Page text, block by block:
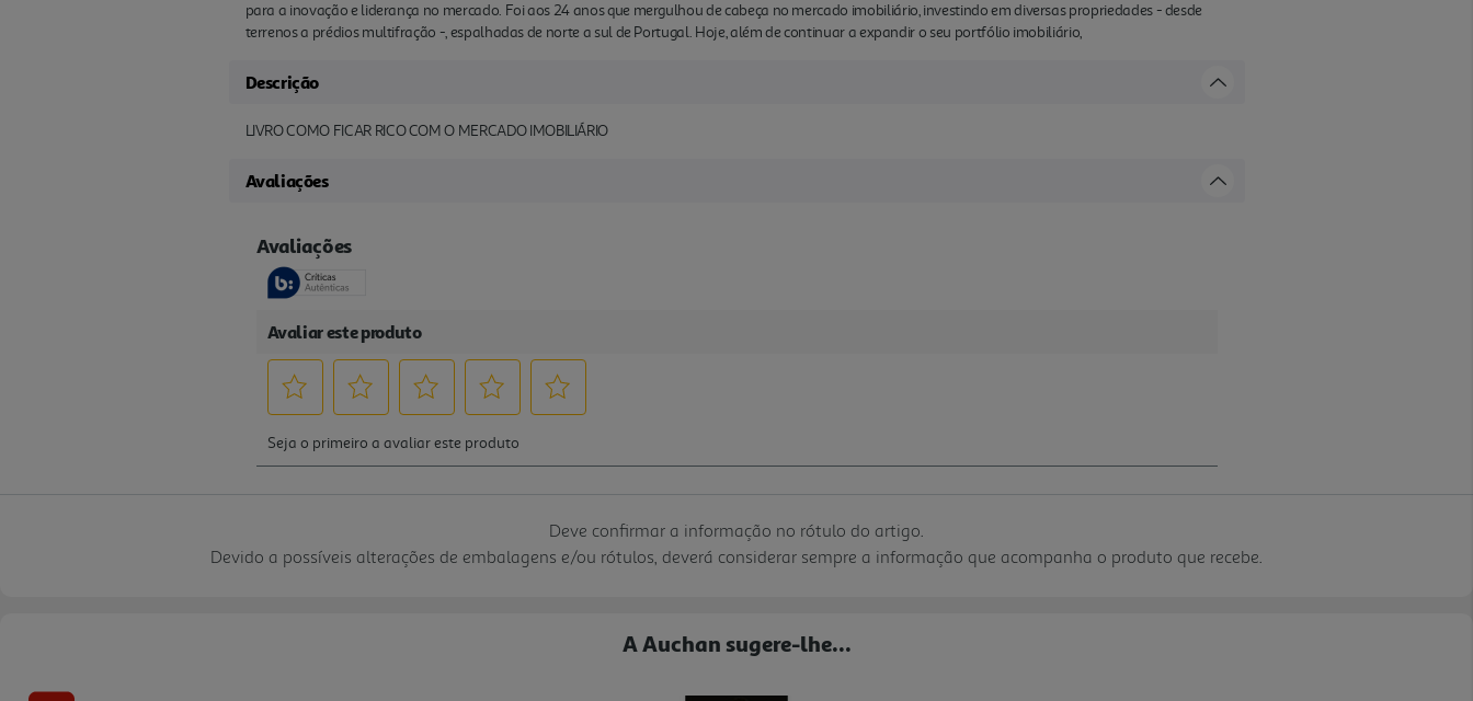
para a inovação e liderança no mercado. Foi aos 24 anos que mergulhou de cabeça no mercado imobiliário, investindo em diversas propriedades - desde
terrenos a prédios multifração -, espalhadas de norte a sul de Portugal. Hoje, além de continuar a expandir o seu portfólio imobiliário,
Descrição
LIVRO COMO FICAR RICO COM O MERCADO IMOBILIÁRIO
Avaliações
Deve confirmar a informação no rótulo do artigo.
Devido a possíveis alterações de embalagens e/ou rótulos, deverá considerar sempre a informação que acompanha o produto que recebe.
A Auchan sugere-lhe...